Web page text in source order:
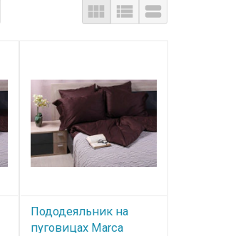
  
Пододеяльник на
пуговицах Marca